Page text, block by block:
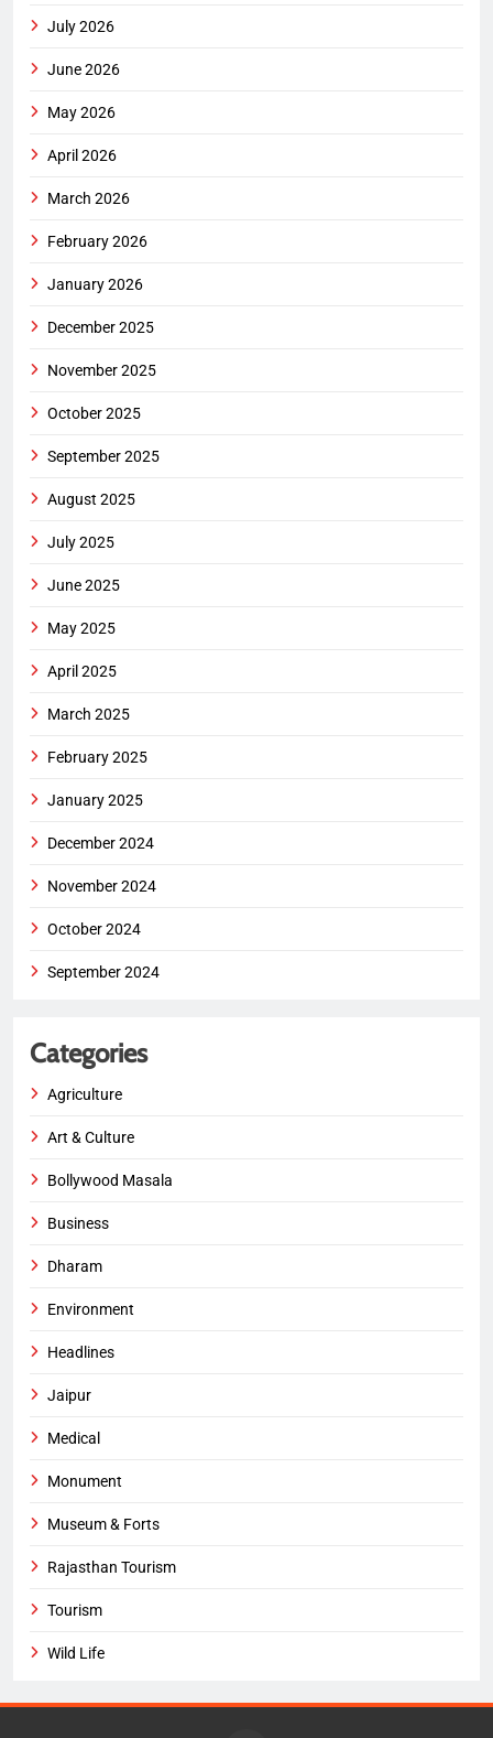
July 2026
June 2026
May 2026
April 2026
March 2026
February 2026
January 2026
December 2025
November 2025
October 2025
September 2025
August 2025
July 2025
June 2025
May 2025
April 2025
March 2025
February 2025
January 2025
December 2024
November 2024
October 2024
September 2024
Categories
Agriculture
Art & Culture
Bollywood Masala
Business
Dharam
Environment
Headlines
Jaipur
Medical
Monument
Museum & Forts
Rajasthan Tourism
Tourism
Wild Life